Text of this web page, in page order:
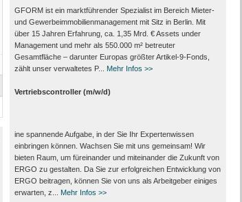
GFORM ist ein marktführender Spezialist im Bereich Mieter-
und Gewerbeimmobilienmanagement mit Sitz in Berlin. Mit
über 15 Jahren Erfahrung, ca. 1,35 Mrd. € Assets under
Management und mehr als 550.000 m² betreuter
Gesamtfläche – darunter Europas größter Artikel-9-Fonds,
zählt unser verwaltetes P...
Mehr Infos >>
Vertriebscontroller (m/w/d)
ine spannende Aufgabe, in der Sie Ihr Expertenwissen
einbringen können. Wachsen Sie mit uns gemeinsam! Wir
bieten Raum, um füreinander und miteinander die Zukunft von
ERGO zu gestalten. Da Sie zur erfolgreichen Entwicklung von
ERGO beitragen, können Sie von uns als Arbeitgeber einiges
erwarten, z...
Mehr Infos >>